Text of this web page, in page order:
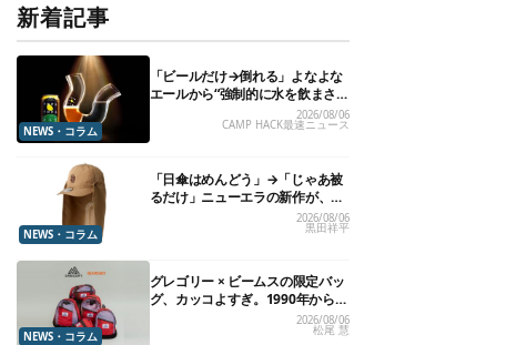
新着記事
NEWS・コラム
「ビールだけ→倒れる」よなよな
エールから“強制的に水を飲まさ
2026/08/06
CAMP HACK最速ニュース
NEWS・コラム
「日傘はめんどう」→「じゃあ被
るだけ」ニューエラの新作が、真
2026/08/06
黒田祥平
NEWS・コラム
グレゴリー × ビームスの限定バッ
グ、カッコよすぎ。1990年から“3
年のみ使用”されていた、紫タグ
2026/08/06
松尾 慧